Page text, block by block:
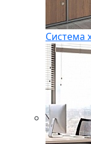
Система